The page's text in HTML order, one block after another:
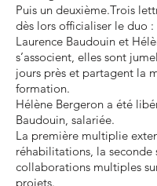
Puis un deuxième.Trois
dès lors officialiser le duo :
Laurence Baudouin et
s’associent, elles sont
jours près et partagent la
formation.
Hélène Bergeron a été
Baudouin, salariée.
La première multiplie
réhabilitations, la seconde
collaborations multiples
projets.